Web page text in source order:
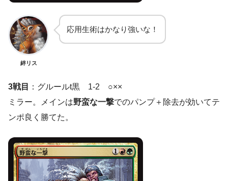
絆リス
応用生術はかなり強いな！
3戦目
：グルールt黒 1-2 ○××
ミラー。メインは野蛮な一撃でのパンプ＋除去が効いてテ
ンポ良く勝てた。